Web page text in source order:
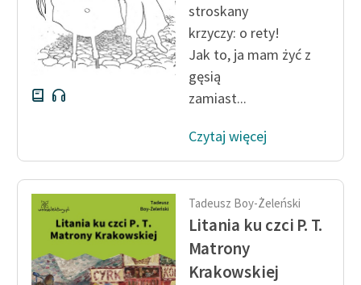
Zasady wykorzystania
Wolnych Lektur
Logotypy
Materiały promocyjne
Regulamin biblioteki
Dane fundacji i
sprawozdania finansowe
Regulamin darowizn
Informacja o treściach
stroskany
krzyczy: o rety!
Jak to, ja mam żyć z
gęsią
zamiast...
Czytaj więcej
Tadeusz Boy-Żeleński
Litania ku czci P. T.
Matrony
Krakowskiej